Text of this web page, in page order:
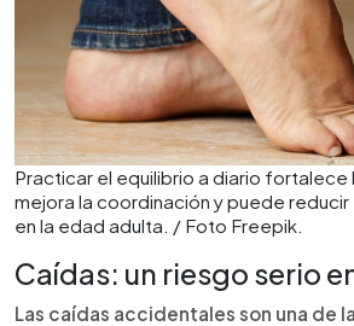
Practicar el equilibrio a diario fortalece
mejora la coordinación y puede
en la edad adulta. / Foto Freepik.
Caídas: un riesgo serio
Las caídas accidentales son una de